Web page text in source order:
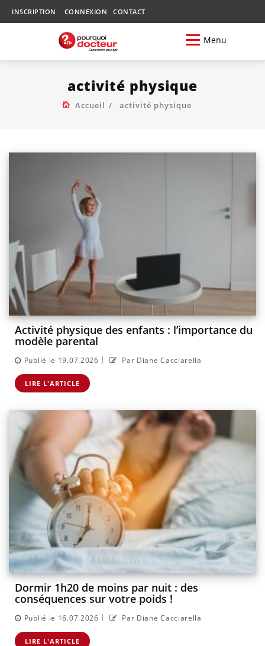
INSCRIPTION CONNEXION CONTACT
Menu
activité physique
Accueil activité physique
Activité physique des enfants : l’importance du
modèle parental
Publié le 19.07.2026 | Par Diane Cacciarella
LIRE L'ARTICLE
Dormir 1h20 de moins par nuit : des
conséquences sur votre poids !
Publié le 16.07.2026 | Par Diane Cacciarella
LIRE L'ARTICLE